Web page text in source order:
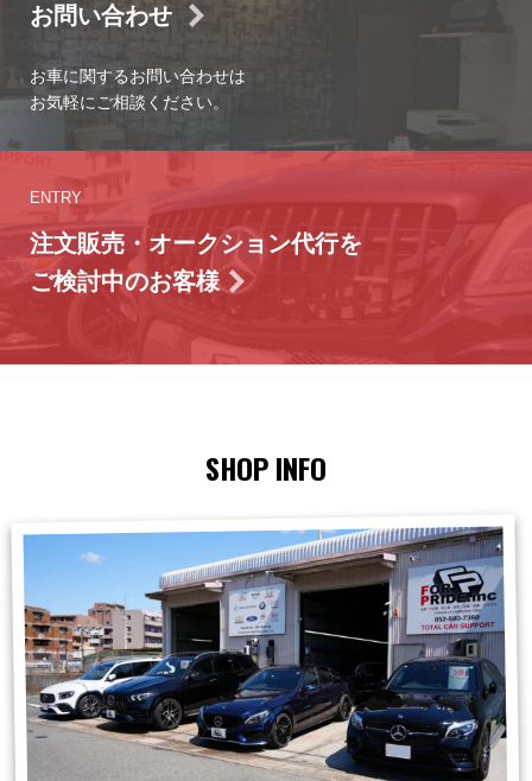
お問い合わせ
お車に関するお問い合わせは
お気軽にご相談ください。
ENTRY
注文販売・オークション代行を
ご検討中のお客様
SHOP INFO